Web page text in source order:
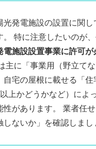
光発電施設の設置に関
特に注意したいのが、
電施設設置事業に許可が
主に「事業用（野立て
自宅の屋根に載せる「住
上かどうかなど）によ
性があります。 業者任
しないか」を確認しまし